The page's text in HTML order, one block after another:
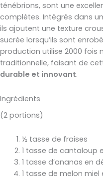
ténébrions, sont une
complètes. Intégrés dans
ils ajoutent une texture
sucrée lorsqu’ils sont
production utilise 2000 fois
traditionnelle, faisant de
durable et innovant.
Ingrédients
(2 portions)
½ tasse de fraises
1 tasse de cantaloup
1 tasse d’ananas en
1 tasse de melon miel